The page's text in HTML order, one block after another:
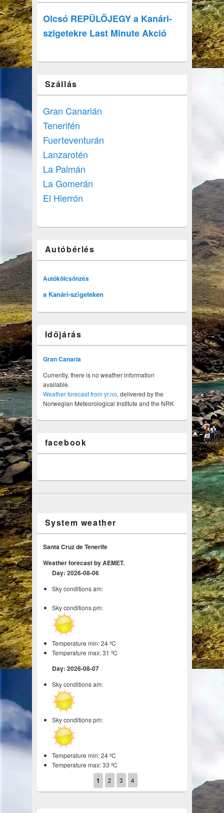
Olcsó REPÜLŐJEGY a Kanári-
szigetekre Last Minute Akció
Szállás
Gran Canarián
Tenerifén
Fuerteventurán
Lanzarotén
La Palmán
La Gomerán
El Hierrón
Autóbérlés
Autókölcsönzés
a Kanári-szigeteken
Időjárás
Gran Canaria
Currently, there is no weather information
available.
Weather forecast from yr.no, delivered by the
Norwegian Meteorological Institute and the NRK
facebook
System weather
Santa Cruz de Tenerife
Weather forecast by AEMET.
Day: 2026-08-06
Sky conditions am:
Sky conditions pm:
Temperature min: 24 ºC
Temperature max: 31 ºC
Day: 2026-08-07
Sky conditions am:
Sky conditions pm:
Temperature min: 24 ºC
Temperature max: 33 ºC
1 2 3 4